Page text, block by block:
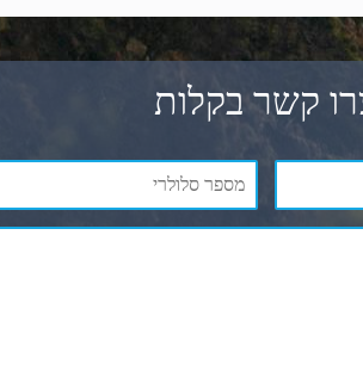
קשר בקלות